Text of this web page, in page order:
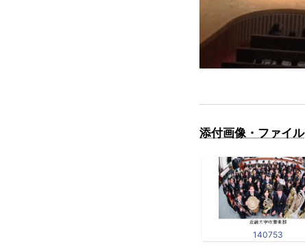
添付画像・ファイル
140753